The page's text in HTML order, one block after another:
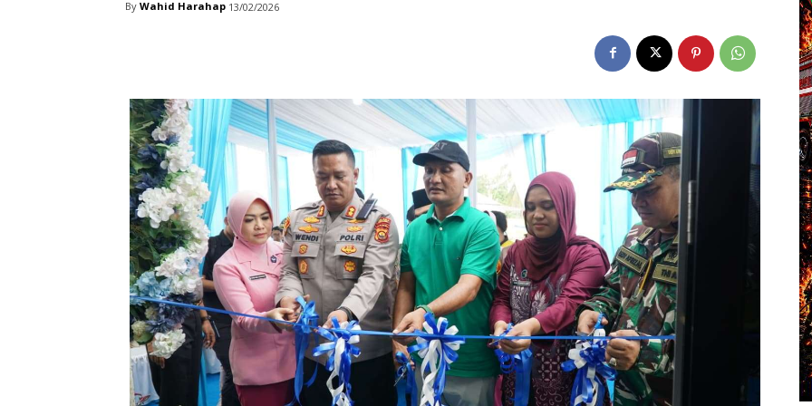
By Wahid Harahap 13/02/2026